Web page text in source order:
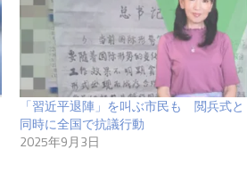
「習近平退陣」を叫ぶ市民も 閲兵式と
同時に全国で抗議行動
2025年9月3日